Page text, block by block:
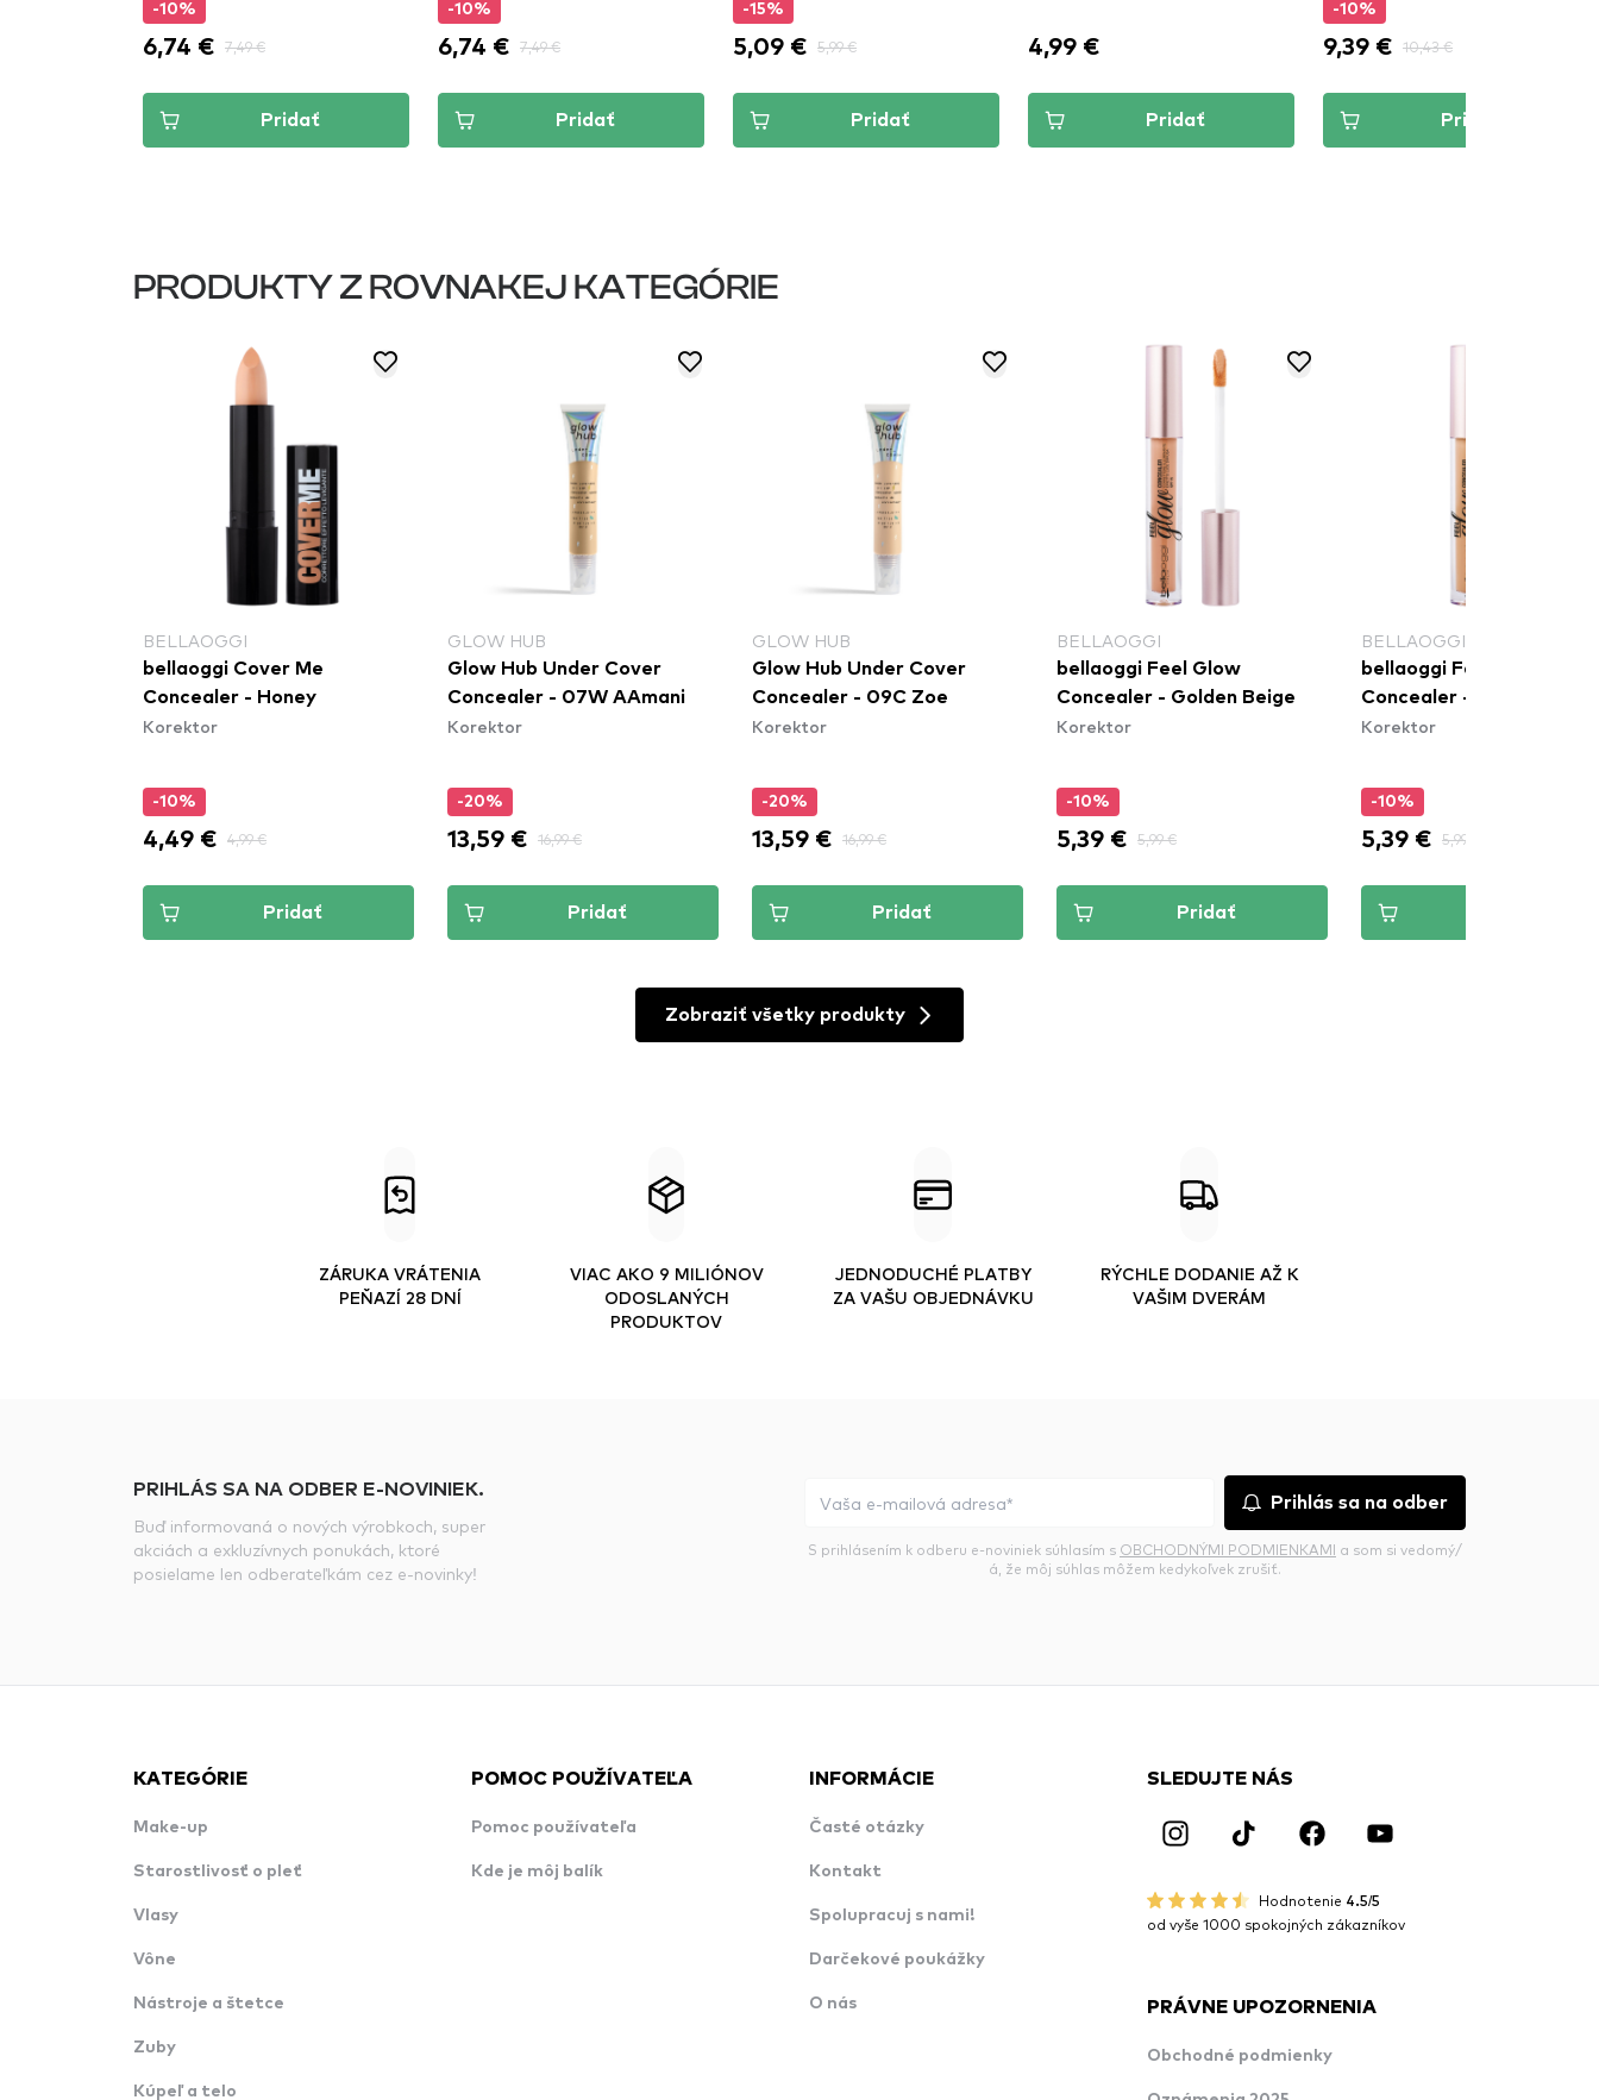
-10%
6,74 € 7,49 €
Pridať
-10%
6,74 € 7,49 €
Pridať
-15%
5,09 € 5,99 €
Pridať
4,99 €
Pridať
-10%
9,39 € 10,43 €
Pridať
PRODUKTY Z ROVNAKEJ KATEGÓRIE
BELLAOGGI
bellaoggi Cover Me
Concealer - Honey
Korektor
-10%
4,49 € 4,99 €
Pridať
GLOW HUB
Glow Hub Under Cover
Concealer - 07W AAmani
Korektor
-20%
13,59 € 16,99 €
Pridať
GLOW HUB
Glow Hub Under Cover
Concealer - 09C Zoe
Korektor
-20%
13,59 € 16,99 €
Pridať
BELLAOGGI
bellaoggi Feel Glow
Concealer - Golden Beige
Korektor
-10%
5,39 € 5,99 €
Pridať
BELLAOGGI
bellaoggi Feel Glow
Concealer - Glowing
Korektor
-10%
5,39 € 5,99 €
Zobraziť všetky produkty
ZÁRUKA VRÁTENIA
PEŇAZÍ 28 DNÍ
VIAC AKO 9 MILIÓNOV
ODOSLANÝCH
PRODUKTOV
JEDNODUCHÉ PLATBY
ZA VAŠU OBJEDNÁVKU
RÝCHLE DODANIE AŽ K
VAŠIM DVERÁM
PRIHLÁS SA NA ODBER E-NOVINIEK.
Buď informovaná o nových výrobkoch, super
akciách a exkluzívnych ponukách, ktoré
posielame len odberateľkám cez e-novinky!
Prihlás sa na odber
S prihlásením k odberu e-noviniek súhlasím s OBCHODNÝMI PODMIENKAMI a som si vedomý/
á, že môj súhlas môžem kedykoľvek zrušiť.
KATEGÓRIE
Make-up
Starostlivosť o pleť
Vlasy
Vône
Nástroje a štetce
Zuby
Kúpeľ a telo
POMOC POUŽÍVATEĽA
Pomoc používateľa
Kde je môj balík
INFORMÁCIE
Časté otázky
Kontakt
Spolupracuj s nami!
Darčekové poukážky
O nás
SLEDUJTE NÁS
Hodnotenie 4.5/5
od vyše 1000 spokojných zákazníkov
PRÁVNE UPOZORNENIA
Obchodné podmienky